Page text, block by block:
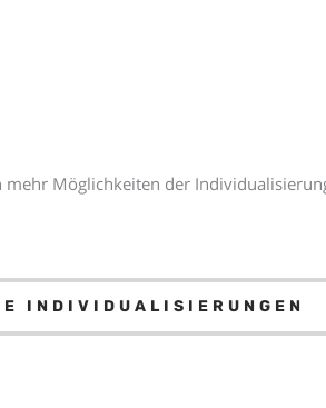
mehr Möglichkeiten der
INDIVIDUALISIERUNGEN